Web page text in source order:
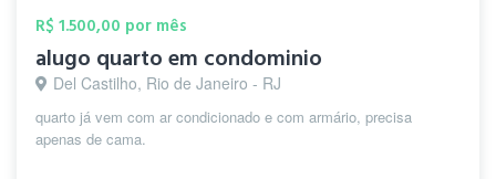
R$ 1.500,00 por mês
alugo quarto em condominio
Del Castilho, Rio de Janeiro - RJ
quarto já vem com ar condicionado e com armário, precisa
apenas de cama.